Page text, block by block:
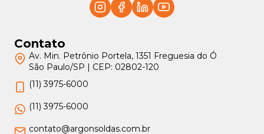
Contato
Av. Min. Petrônio Portela, 1351 Freguesia do Ó
São Paulo/SP | CEP: 02802-120
(11) 3975-6000
(11) 3975-6000
contato@argonsoldas.com.br